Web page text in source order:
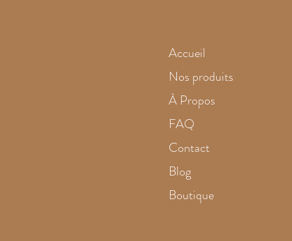
Accueil
Nos produits
À Propos
FAQ
Contact
Blog
Boutique